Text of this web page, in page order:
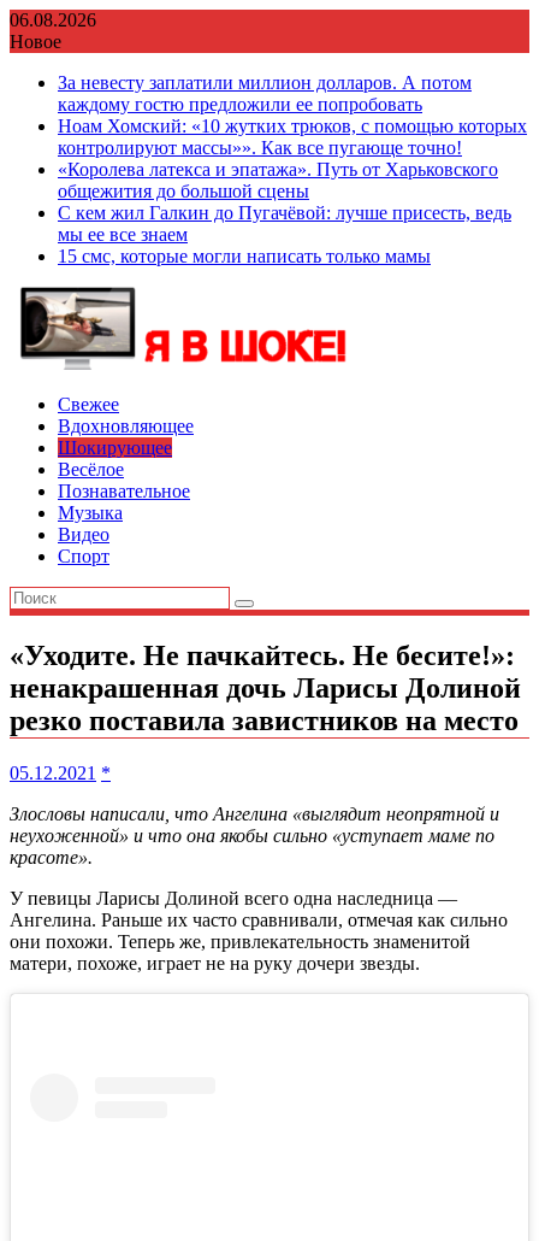
Перейти
к
06.08.2026
Новое
За невесту заплатили миллион долларов. А потом
каждому гостю предложили ее попробовать
Ноам Хомский: «10 жутких трюков, с помощью которых
контролируют массы»». Как все пугающе точно!
«Королева латекса и эпатажа». Путь от Харьковского
общежития до большой сцены
С кем жил Галкин до Пугачёвой: лучше присесть, ведь
мы ее все знаем
15 смс, которые могли написать только мамы
Свежее
Вдохновляющее
Шокирующее
Весёлое
Познавательное
Музыка
Видео
Спорт
«Уходите. Не пачкайтесь. Не бесите!»:
ненакрашенная дочь Ларисы Долиной
резко поставила завистников на место
05.12.2021 *
Злословы написали, что Ангелина «выглядит неопрятной и
неухоженной» и что она якобы сильно «уступает маме по
красоте».
У певицы Ларисы Долиной всего одна наследница —
Ангелина. Раньше их часто сравнивали, отмечая как сильно
они похожи. Теперь же, привлекательность знаменитой
матери, похоже, играет не на руку дочери звезды.